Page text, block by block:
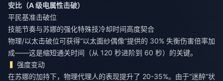
安比（A 级电属性击破）
平民基准击破位
技能节奏与苏娜的强化特殊技冷却时间高度契合
物理/以太击破位可获得“以太面纱偶像”提供的 30% 失衡伤害倍率加
成——这是缩短通关时间（从 120 秒进阶到 60 秒）的关键。
强度变动
在苏娜的加持下，物理代理人的表现提升了 20-35%。由于“迷醉”状